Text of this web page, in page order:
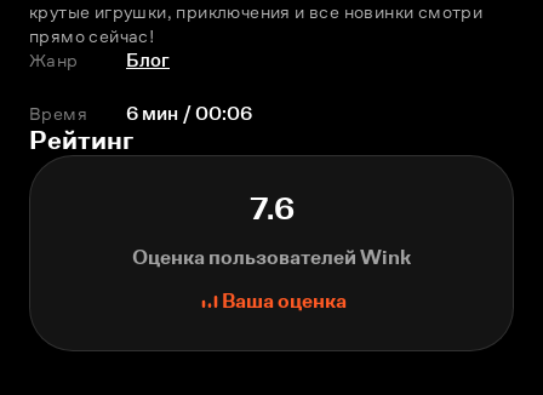
крутые игрушки, приключения и все новинки смотри
прямо сейчас!
Жанр
Блог
Время 6 мин / 00:06
Рейтинг
7.6
Оценка пользователей Wink
Ваша оценка